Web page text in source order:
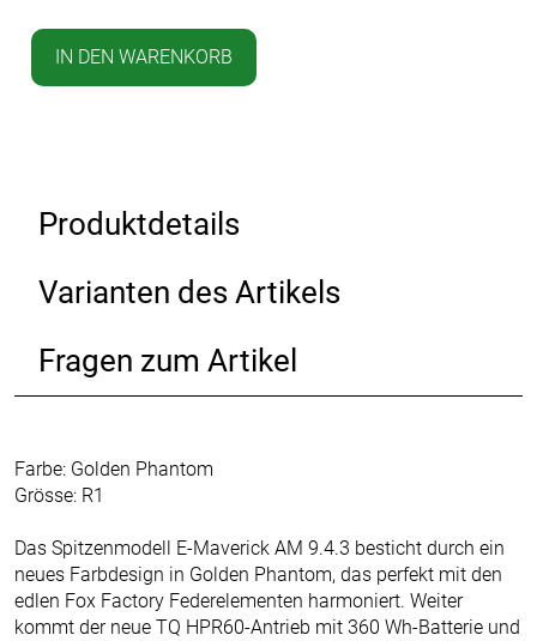
IN DEN WARENKORB
Produktdetails
Varianten des Artikels
Fragen zum Artikel
Farbe: Golden Phantom
Grösse: R1
Das Spitzenmodell E-Maverick AM 9.4.3 besticht durch ein
neues Farbdesign in Golden Phantom, das perfekt mit den
edlen Fox Factory Federelementen harmoniert. Weiter
kommt der neue TQ HPR60-Antrieb mit 360 Wh-Batterie und